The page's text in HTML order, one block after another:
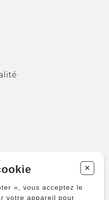
+
», vous acceptez le
votre appareil pour